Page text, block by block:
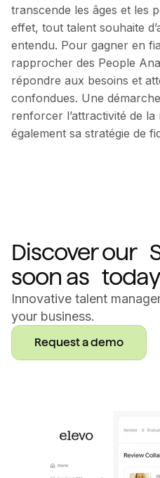
transcende les âges et les
effet, tout talent souhaite
entendu. Pour gagner en
rapprocher des People
répondre aux besoins et
confondues. Une
renforcer l’attractivité de
également sa stratégie de
Discover our
soon as
Innovative talent
your business.
Request a demo